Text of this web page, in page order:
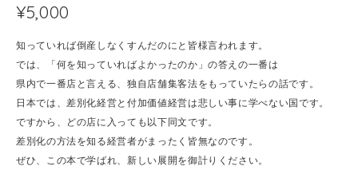
¥5,000
知っていれば倒産しなくすんだのにと皆様言われます。
では、「何を知っていればよかったのか」の答えの一番は
県内で一番店と言える、独自店舗集客法をもっていたらの話です。
日本では、差別化経営と付加価値経営は悲しい事に学べない国です。
ですから、どの店に入っても以下同文です。
差別化の方法を知る経営者がまったく皆無なのです。
ぜひ、この本で学ばれ、新しい展開を御計りください。